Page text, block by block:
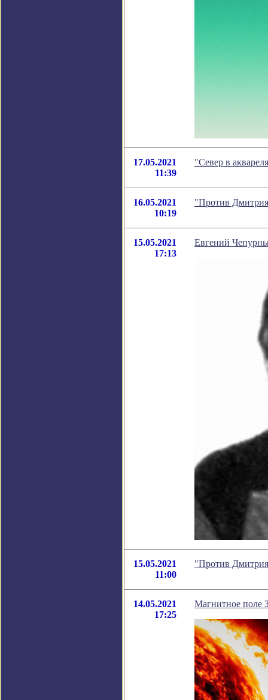
17.05.2021
11:39
"Север в
16.05.2021
10:19
"Против
15.05.2021
17:13
Евгений
15.05.2021
11:00
"Против
14.05.2021
17:25
Магнитное поле